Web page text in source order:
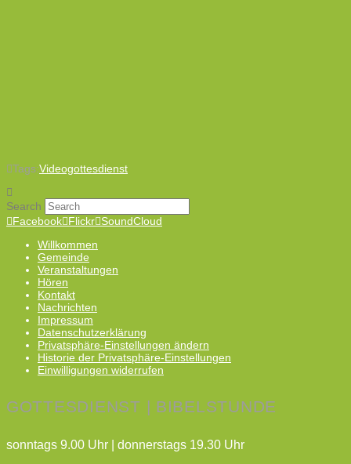
Tags:Videogottesdienst
Search
Facebook Flickr SoundCloud
Willkommen
Gemeinde
Veranstaltungen
Hören
Kontakt
Nachrichten
Impressum
Datenschutzerklärung
Privatsphäre-Einstellungen ändern
Historie der Privatsphäre-Einstellungen
Einwilligungen widerrufen
GOTTESDIENST | BIBELSTUNDE
sonntags 9.00 Uhr | donnerstags 19.30 Uhr